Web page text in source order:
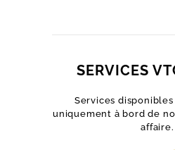
SERVICES
Services
uniquement à bord de
affaire.